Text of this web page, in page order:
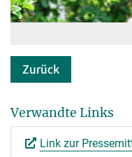
Zurück
Verwandte Links
Link zur